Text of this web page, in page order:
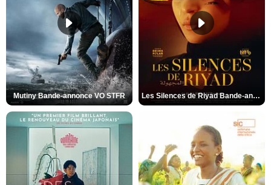
Mutiny Bande-annonce VO STFR Les Silences de Riyad Bande-annonce VO STFR